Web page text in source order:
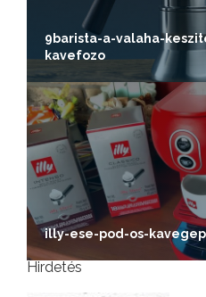
9barista-a-valaha-
kavefozo
illy-ese-pod-os-
Hirdetés